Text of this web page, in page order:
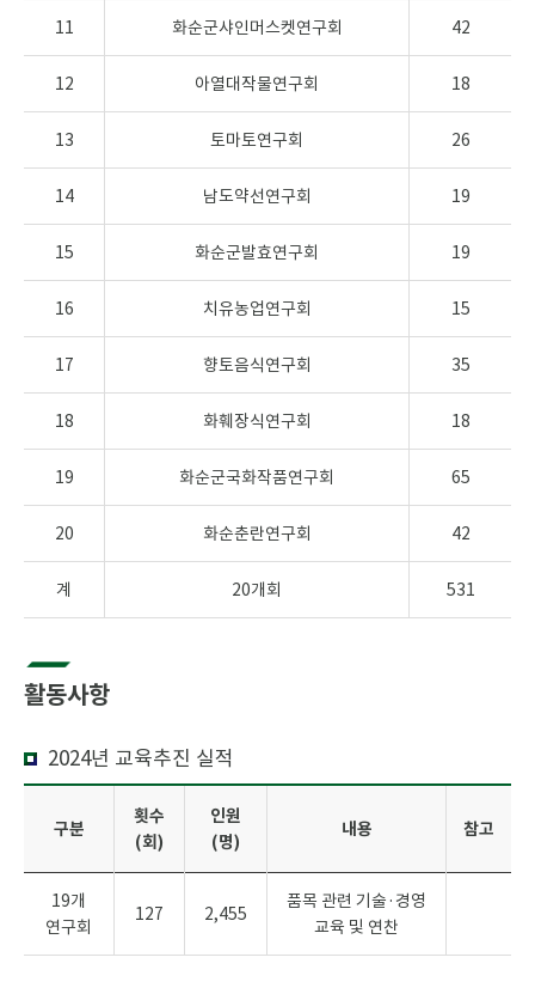
11 화순군샤인머스켓연구회 42
12 아열대작물연구회 18
13 토마토연구회 26
14 남도약선연구회 19
15 화순군발효연구회 19
16 치유농업연구회 15
17 향토음식연구회 35
18 화훼장식연구회 18
19 화순군국화작품연구회 65
20 화순춘란연구회 42
계 20개회 531
활동사항
2024년 교육추진 실적
구분
횟수
(회)
인원
(명)
내용 참고
19개
연구회
127 2,455
품목 관련 기술·경영
교육 및 연찬